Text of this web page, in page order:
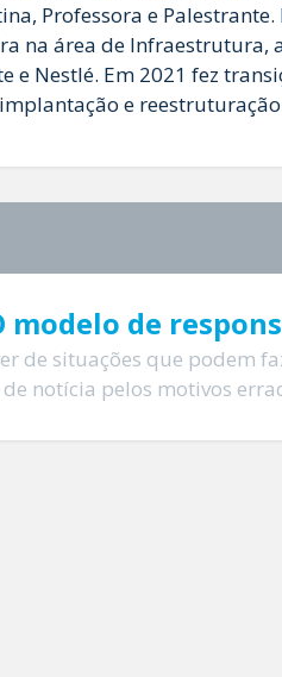
Professora e
na área de
e Nestlé. Em 2021 fez
e
modelo de
de situações que podem
notícia pelos motivos